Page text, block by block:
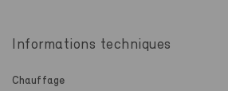
Informations techniques
Chauffage